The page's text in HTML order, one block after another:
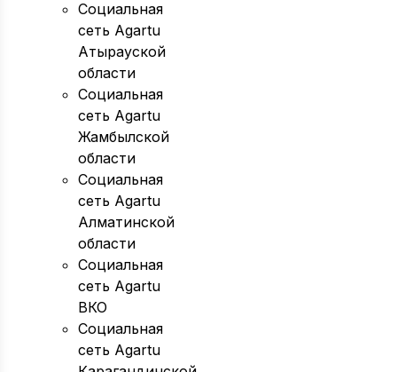
Социальная
сеть Agartu
Атырауской
области
Социальная
сеть Agartu
Жамбылской
области
Социальная
сеть Agartu
Алматинской
области
Социальная
сеть Agartu
ВКО
Социальная
сеть Agartu